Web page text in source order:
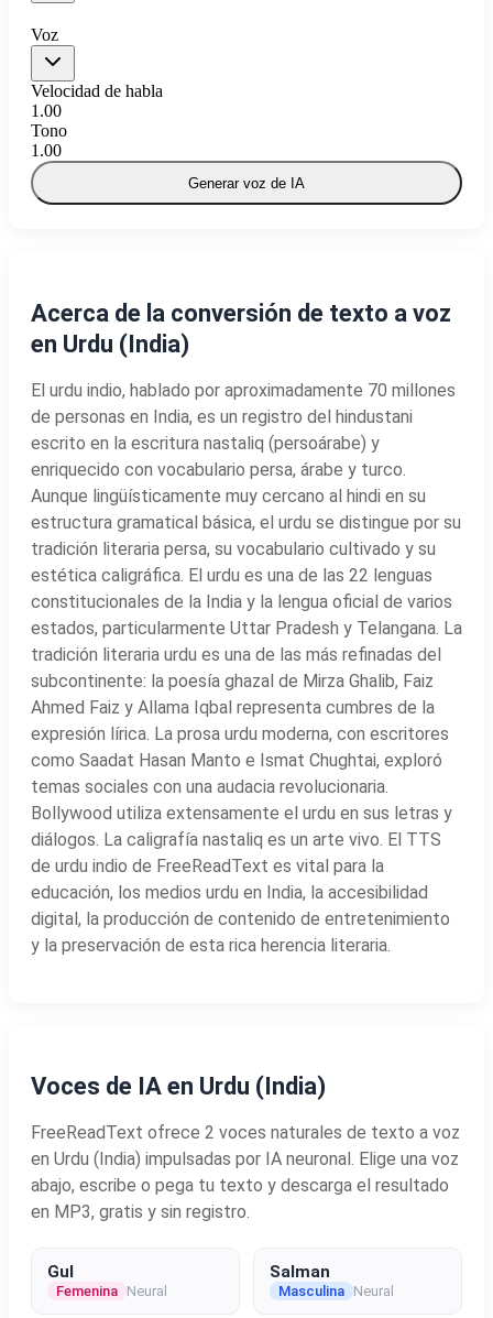
Voz
Velocidad de habla
1.00
Tono
1.00
Generar voz de IA
Acerca de la conversión de texto a voz
en Urdu (India)
El urdu indio, hablado por aproximadamente 70 millones
de personas en India, es un registro del hindustani
escrito en la escritura nastaliq (persoárabe) y
enriquecido con vocabulario persa, árabe y turco.
Aunque lingüísticamente muy cercano al hindi en su
estructura gramatical básica, el urdu se distingue por su
tradición literaria persa, su vocabulario cultivado y su
estética caligráfica. El urdu es una de las 22 lenguas
constitucionales de la India y la lengua oficial de varios
estados, particularmente Uttar Pradesh y Telangana. La
tradición literaria urdu es una de las más refinadas del
subcontinente: la poesía ghazal de Mirza Ghalib, Faiz
Ahmed Faiz y Allama Iqbal representa cumbres de la
expresión lírica. La prosa urdu moderna, con escritores
como Saadat Hasan Manto e Ismat Chughtai, exploró
temas sociales con una audacia revolucionaria.
Bollywood utiliza extensamente el urdu en sus letras y
diálogos. La caligrafía nastaliq es un arte vivo. El TTS
de urdu indio de FreeReadText es vital para la
educación, los medios urdu en India, la accesibilidad
digital, la producción de contenido de entretenimiento
y la preservación de esta rica herencia literaria.
Voces de IA en Urdu (India)
FreeReadText ofrece 2 voces naturales de texto a voz
en Urdu (India) impulsadas por IA neuronal. Elige una voz
abajo, escribe o pega tu texto y descarga el resultado
en MP3, gratis y sin registro.
Gul
Femenina Neural
Salman
Masculina Neural